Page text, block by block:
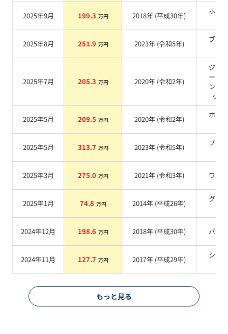
2025年9月 199.3 万円 2018年 (平成30年)
ホワ
2025年8月 251.9 万円 2023年 (令和5年)
ブラ
2025年7月 205.3 万円 2020年 (令和2年)
ジャ
ーグ
ンメ
ック
2025年5月 209.5 万円 2020年 (令和2年)
ホワ
2025年5月 313.7 万円 2023年 (令和5年)
ブラ
2025年3月 275.0 万円 2021年 (令和3年) ワイン
2025年1月 74.8 万円 2014年 (平成26年)
グリ
2024年12月 198.6 万円 2018年 (平成30年) パール
2024年11月 127.7 万円 2017年 (平成29年)
シル
もっと見る